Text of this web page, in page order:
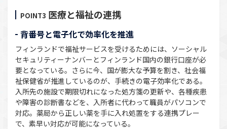
POINT3 医療と福祉の連携
背番号と電子化で効率化を推進
フィンランドで福祉サービスを受けるためには、ソーシャル
セキュリティーナンバーとフィンランド国内の銀行口座が必
要となっている。さらに今、国が膨大な予算を割き、社会福
祉保健省が推進しているのが、手続きの電子効率化である。
入所先の施設で期限切れになった処方箋の更新や、各種疾患
や障害の診断書などを、入所者に代わって職員がパソコンで
対応。薬局から正しい薬を手に入れ処置をする連携プレー
で、素早い対応が可能になっている。